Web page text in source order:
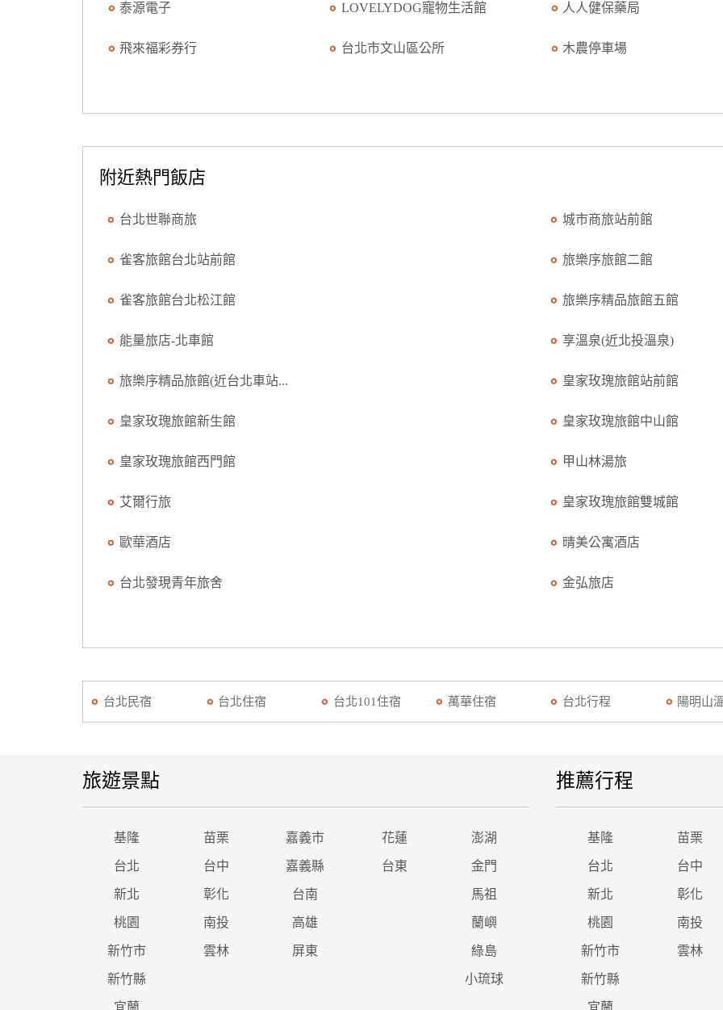
泰源電子 LOVELYDOG寵物生活館 人人健保藥局
飛來福彩券行 台北市文山區公所 木農停車場
附近熱門飯店
台北世聯商旅 城市商旅站前館
雀客旅館台北站前館 旅樂序旅館二館
雀客旅館台北松江館 旅樂序精品旅館五館
能量旅店-北車館 享溫泉(近北投溫泉)
旅樂序精品旅館(近台北車站... 皇家玫瑰旅館站前館
皇家玫瑰旅館新生館 皇家玫瑰旅館中山館
皇家玫瑰旅館西門館 甲山林湯旅
艾爾行旅 皇家玫瑰旅館雙城館
歐華酒店 晴美公寓酒店
台北發現青年旅舍 金弘旅店
台北民宿 台北住宿 台北101住宿 萬華住宿 台北行程 陽明山
旅遊景點
基隆 苗栗 嘉義市 花蓮 澎湖
台北 台中 嘉義縣 台東 金門
新北 彰化 台南 馬祖
桃園 南投 高雄 蘭嶼
新竹市 雲林 屏東 綠島
新竹縣 小琉球
宜蘭
推薦行程
基隆 苗栗
台北 台中
新北 彰化
桃園 南投
新竹市 雲林
新竹縣
宜蘭